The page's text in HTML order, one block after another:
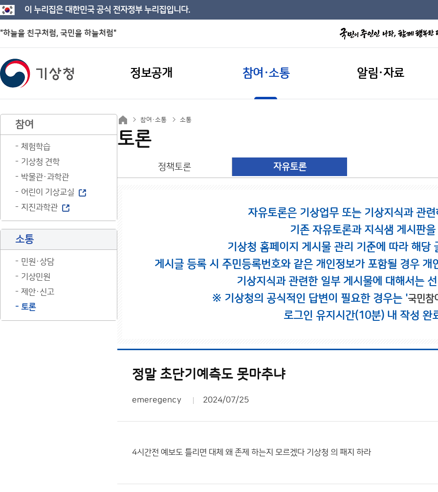
이 누리집은 대한민국 공식 전자정부 누리집입니다.
"하늘을 친구처럼, 국민을 하늘처럼"
정보공개 참여·소통 알림·자료
참여
체험학습
기상청 견학
박물관·과학관
어린이 기상교실
지진과학관
소통
민원·상담
기상민원
제안·신고
토론
참여·소통 소통
토론
정책토론 자유토론
자유토론은 기상업무 또는 기상지식과 관
기존 자유토론과 지식샘 게시판
기상청 홈페이지 게시물 관리 기준에 따라 해당
게시글 등록 시 주민등록번호와 같은 개인정보가 포함될 경우
기상지식과 관련한 일부 게시물에 대해서는
※ 기상청의 공식적인 답변이 필요한 경우는 '국민참
로그인 유지시간(10분) 내 작성 완
정말 초단기예측도 못마추냐
emeregency 2024/07/25
4시간전 예보도 틀리면 대체 왜 존제 하는지 모르겠다 기상청 의 패지 하라